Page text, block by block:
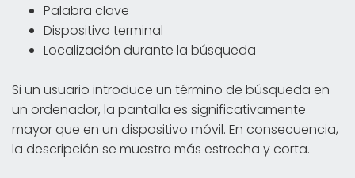
Palabra clave
Dispositivo terminal
Localización durante la búsqueda
Si un usuario introduce un término de búsqueda en
un ordenador, la pantalla es significativamente
mayor que en un dispositivo móvil. En consecuencia,
la descripción se muestra más estrecha y corta.